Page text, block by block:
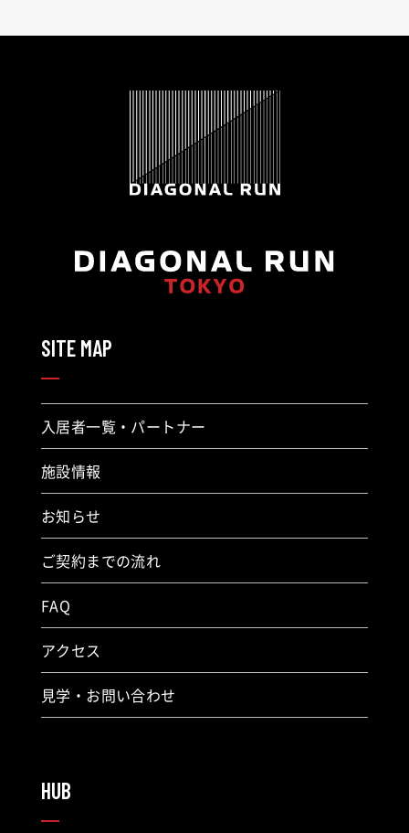
SITE MAP
入居者一覧・パートナー
ご契約までの流れ
アクセス
施設情報
FAQ
見学・お問い合わせ
お知らせ
HUB